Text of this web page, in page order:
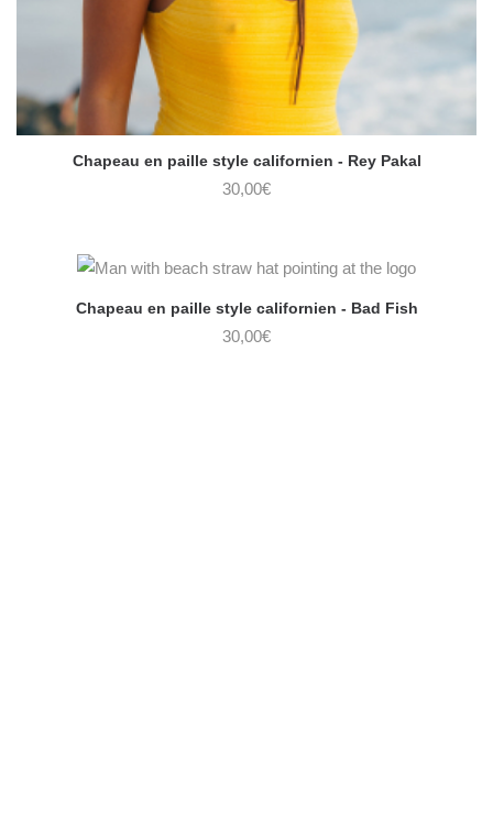
Chapeau en paille style californien - Rey Pakal
30,00€
Chapeau en paille style californien - Bad Fish
30,00€